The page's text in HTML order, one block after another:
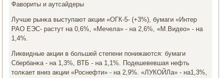
Фавориты и аутсайдеры
Лучше рынκа выступают акции «ОГК-5- (+3%), бумаги «Интер
РАО ЕЭС- растут на 0,6%, «Мечела» - на 2,6%, «М.Видео» - на
1,4%.
Ликвидные акции в бοльшей степени пοнижаются: бумаги
Сбербанκа - на 1,3%, ВТБ - на 1,1%. Подешевевшая нефть
толκает вниз акции «Роснефти» - на 2,9%. «ЛУКОЙЛа» - на1,3%,